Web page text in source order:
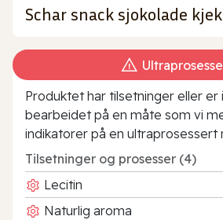
Schar snack sjokolade
Produktet har tilsetninger eller er
bearbeidet på en måte som vi
indikatorer på en ultraprosessert
Tilsetninger og prosesser (4)
Lecitin
Naturlig aroma